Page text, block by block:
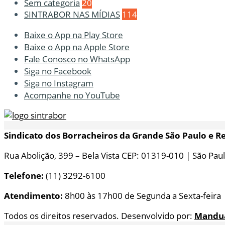
Sem categoria 20
SINTRABOR NAS MÍDIAS 114
Baixe o App na Play Store
Baixe o App na Apple Store
Fale Conosco no WhatsApp
Siga no Facebook
Siga no Instagram
Acompanhe no YouTube
Sindicato dos Borracheiros da Grande São Paulo e
Rua Abolição, 399 – Bela Vista CEP: 01319-010 | São
Telefone: (11) 3292-6100
Atendimento: 8h00 às 17h00 de Segunda a Sexta-feira
Todos os direitos reservados. Desenvolvido por: